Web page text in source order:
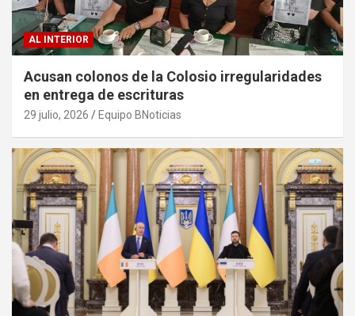
AL INTERIOR
Acusan colonos de la Colosio irregularidades
en entrega de escrituras
29 julio, 2026 Equipo BNoticias